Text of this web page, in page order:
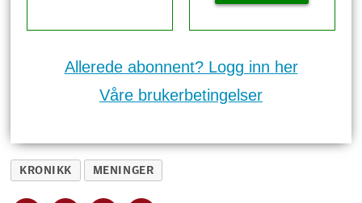
Allerede abonnent? Logg inn her
Våre brukerbetingelser
KRONIKK MENINGER